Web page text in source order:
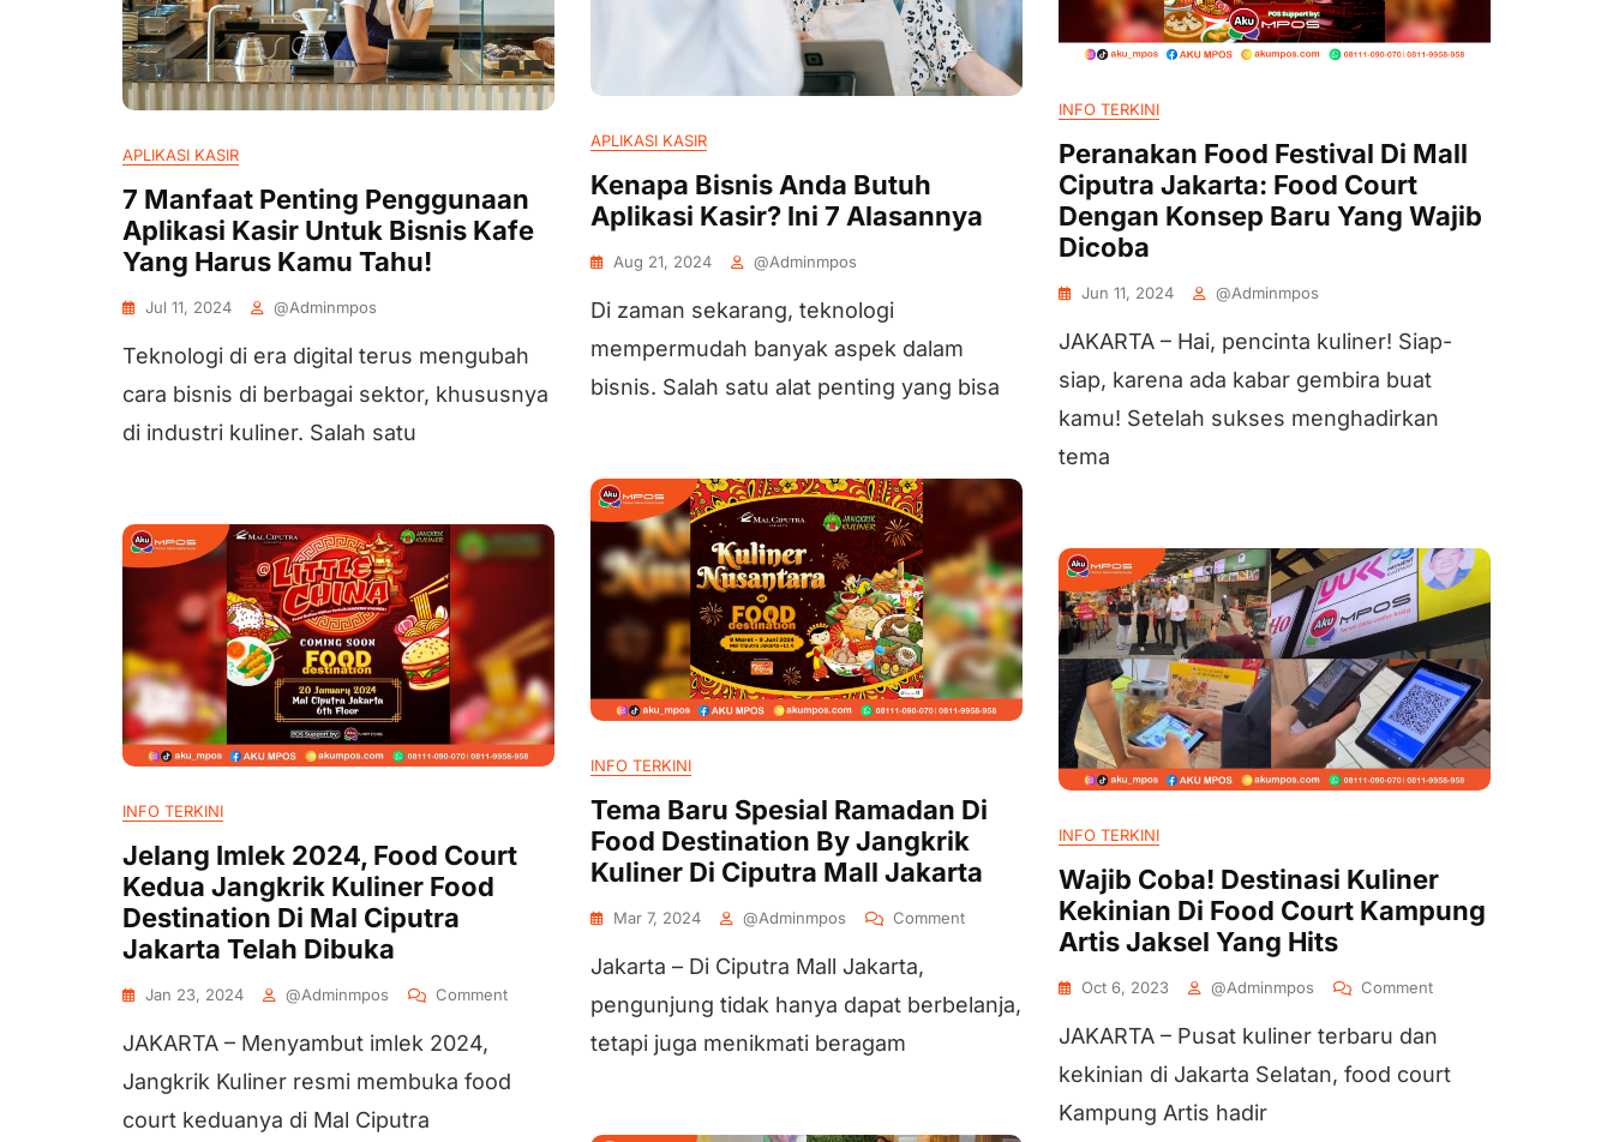
APLIKASI KASIR
Kenapa Bisnis Anda Butuh
Aplikasi Kasir? Ini 7 Alasannya
Aug 21, 2024 @adminmpos
Di zaman sekarang, teknologi
mempermudah banyak aspek dalam
bisnis. Salah satu alat penting yang bisa
APLIKASI KASIR
7 Manfaat Penting Penggunaan
Aplikasi Kasir Untuk Bisnis Kafe
Yang Harus Kamu Tahu!
Jul 11, 2024 @adminmpos
Teknologi di era digital terus mengubah
cara bisnis di berbagai sektor, khususnya
di industri kuliner. Salah satu
INFO TERKINI
Peranakan Food Festival Di Mall
Ciputra Jakarta: Food Court
Dengan Konsep Baru Yang Wajib
Dicoba
Jun 11, 2024 @adminmpos
JAKARTA – Hai, pencinta kuliner! Siap-
siap, karena ada kabar gembira buat
kamu! Setelah sukses menghadirkan
tema
INFO TERKINI
Tema Baru Spesial Ramadan Di
Food Destination By Jangkrik
Kuliner Di Ciputra Mall Jakarta
Mar 7, 2024 @adminmpos Comment
Jakarta – Di Ciputra Mall Jakarta,
pengunjung tidak hanya dapat berbelanja,
tetapi juga menikmati beragam
INFO TERKINI
Jelang Imlek 2024, Food Court
Kedua Jangkrik Kuliner Food
Destination Di Mal Ciputra
Jakarta Telah Dibuka
Jan 23, 2024 @adminmpos Comment
JAKARTA – Menyambut imlek 2024,
Jangkrik Kuliner resmi membuka food
court keduanya di Mal Ciputra
INFO TERKINI
Wajib Coba! Destinasi Kuliner
Kekinian Di Food Court Kampung
Artis Jaksel Yang Hits
Oct 6, 2023 @adminmpos Comment
JAKARTA – Pusat kuliner terbaru dan
kekinian di Jakarta Selatan, food court
Kampung Artis hadir